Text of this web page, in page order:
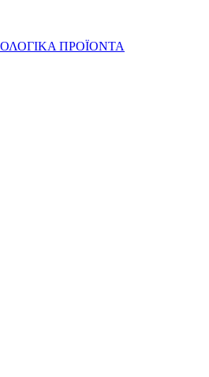
ΠΡΟΪΟΝΤΑ